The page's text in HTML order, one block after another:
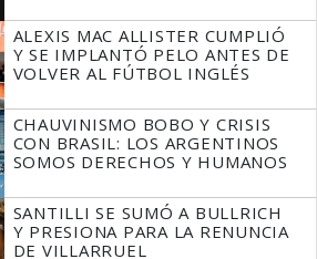
ALEXIS MAC ALLISTER CUMPLIÓ
Y SE IMPLANTÓ PELO ANTES DE
VOLVER AL FÚTBOL INGLÉS
CHAUVINISMO BOBO Y CRISIS
CON BRASIL: LOS ARGENTINOS
SOMOS DERECHOS Y HUMANOS
SANTILLI SE SUMÓ A BULLRICH
Y PRESIONA PARA LA RENUNCIA
DE VILLARRUEL